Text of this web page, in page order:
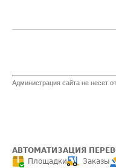
Администрация сайта не несет
АВТОМАТИЗАЦИЯ
Площадки
Заказы